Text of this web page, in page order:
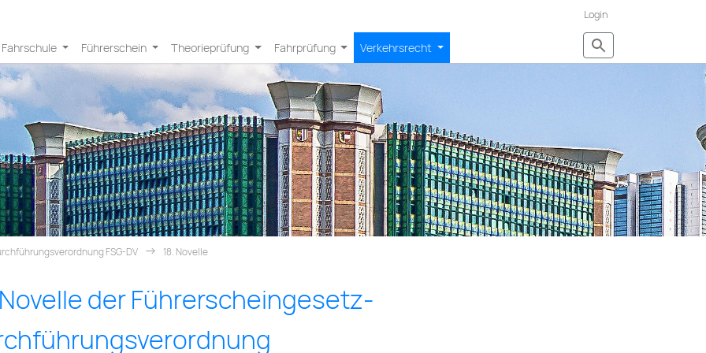
Login
Fahrschule Führerschein Theorieprüfung Fahrprüfung Verkehrsrecht
FSG-DV 18. Novelle
Novelle der Führer­schein­gesetz-